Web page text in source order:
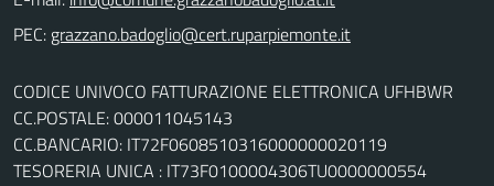
PEC:
CODICE UNIVOCO FATTURAZIONE ELETTRONICA UFHBWR
CC.POSTALE: 000011045143
CC.BANCARIO: IT72F0608510316000000020119
TESORERIA UNICA : IT73F0100004306TU0000000554